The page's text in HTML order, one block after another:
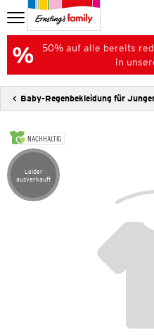
50% auf alle bereits
in
Baby-Regenbekleidung für
NACHHALTIG
Artikel leider ausverkauft
Leider
ausverkauft